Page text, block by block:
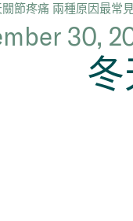
關節疼痛 兩種原因最常見
30,